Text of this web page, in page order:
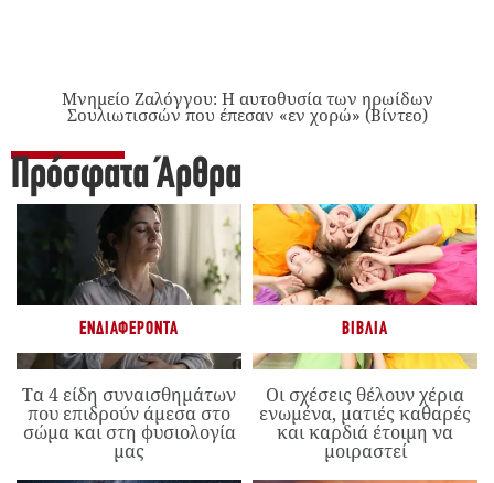
Μνημείο Ζαλόγγου: Η αυτοθυσία των ηρωίδων
Σουλιωτισσών που έπεσαν «εν χορώ» (Βίντεο)
Πρόσφατα Άρθρα
ΕΝΔΙΑΦΈΡΟΝΤΑ
Τα 4 είδη συναισθημάτων
που επιδρούν άμεσα στο
σώμα και στη φυσιολογία
μας
ΒΙΒΛΊΑ
Οι σχέσεις θέλουν χέρια
ενωμένα, ματιές καθαρές
και καρδιά έτοιμη να
μοιραστεί